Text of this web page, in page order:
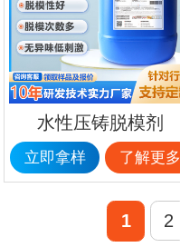
水性压铸脱模剂
立即拿样 了解更多
1 2